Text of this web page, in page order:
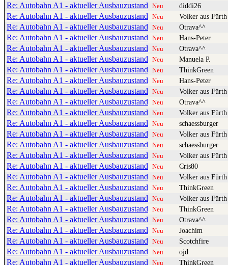
Re: Autobahn A1 - aktueller Ausbauzustand Neu diddi26
Re: Autobahn A1 - aktueller Ausbauzustand Neu Volker aus Fürth
Re: Autobahn A1 - aktueller Ausbauzustand Neu Otrava^^
Re: Autobahn A1 - aktueller Ausbauzustand Neu Hans-Peter
Re: Autobahn A1 - aktueller Ausbauzustand Neu Otrava^^
Re: Autobahn A1 - aktueller Ausbauzustand Neu Manuela P.
Re: Autobahn A1 - aktueller Ausbauzustand Neu ThinkGreen
Re: Autobahn A1 - aktueller Ausbauzustand Neu Hans-Peter
Re: Autobahn A1 - aktueller Ausbauzustand Neu Volker aus Fürth
Re: Autobahn A1 - aktueller Ausbauzustand Neu Otrava^^
Re: Autobahn A1 - aktueller Ausbauzustand Neu Volker aus Fürth
Re: Autobahn A1 - aktueller Ausbauzustand Neu schaessburger
Re: Autobahn A1 - aktueller Ausbauzustand Neu Volker aus Fürth
Re: Autobahn A1 - aktueller Ausbauzustand Neu schaessburger
Re: Autobahn A1 - aktueller Ausbauzustand Neu Volker aus Fürth
Re: Autobahn A1 - aktueller Ausbauzustand Neu Cris80
Re: Autobahn A1 - aktueller Ausbauzustand Neu Volker aus Fürth
Re: Autobahn A1 - aktueller Ausbauzustand Neu ThinkGreen
Re: Autobahn A1 - aktueller Ausbauzustand Neu Volker aus Fürth
Re: Autobahn A1 - aktueller Ausbauzustand Neu ThinkGreen
Re: Autobahn A1 - aktueller Ausbauzustand Neu Otrava^^
Re: Autobahn A1 - aktueller Ausbauzustand Neu Joachim
Re: Autobahn A1 - aktueller Ausbauzustand Neu Scotchfire
Re: Autobahn A1 - aktueller Ausbauzustand Neu ojd
Re: Autobahn A1 - aktueller Ausbauzustand Neu ThinkGreen